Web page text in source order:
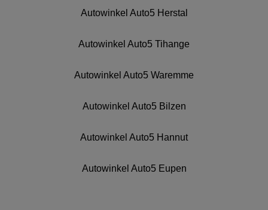
Autowinkel Auto5 Herstal
Autowinkel Auto5 Tihange
Autowinkel Auto5 Waremme
Autowinkel Auto5 Bilzen
Autowinkel Auto5 Hannut
Autowinkel Auto5 Eupen